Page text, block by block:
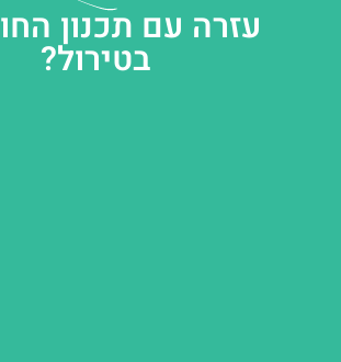
עזרה עם תכנון
בטירול?